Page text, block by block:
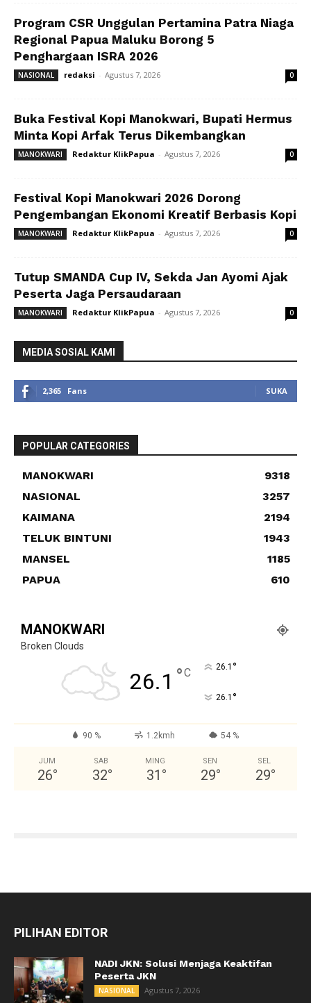
Program CSR Unggulan Pertamina Patra Niaga
Regional Papua Maluku Borong 5
Penghargaan ISRA 2026
NASIONAL redaksi - Agustus 7, 2026 0
Buka Festival Kopi Manokwari, Bupati Hermus
Minta Kopi Arfak Terus Dikembangkan
MANOKWARI Redaktur KlikPapua - Agustus 7, 2026 0
Festival Kopi Manokwari 2026 Dorong
Pengembangan Ekonomi Kreatif Berbasis Kopi
MANOKWARI Redaktur KlikPapua - Agustus 7, 2026 0
Tutup SMANDA Cup IV, Sekda Jan Ayomi Ajak
Peserta Jaga Persaudaraan
MANOKWARI Redaktur KlikPapua - Agustus 7, 2026 0
MEDIA SOSIAL KAMI
2,365 Fans SUKA
POPULAR CATEGORIES
MANOKWARI
9318
NASIONAL
3257
KAIMANA
2194
TELUK BINTUNI
1943
MANSEL
1185
PAPUA
610
MANOKWARI
Broken Clouds
26.1 °C 26.1 °
26.1 °
90 % 1.2kmh 54 %
JUM
26°
SAB
32°
MING
31 °
SEN
29°
SEL
29°
PILIHAN EDITOR
NADI JKN: Solusi Menjaga Keaktifan
Peserta JKN
NASIONAL Agustus 7, 2026